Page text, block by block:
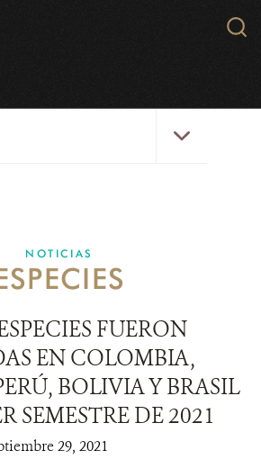
EJES ESTRATÉGICOS
LÍNEAS DE ACCIÓN
MICROSITIOS
NOTICIAS
NOTICIAS
FUERON
EN COLOMBIA,
BOLIVIA Y BRASIL
SEMESTRE DE 2021
29, 2021